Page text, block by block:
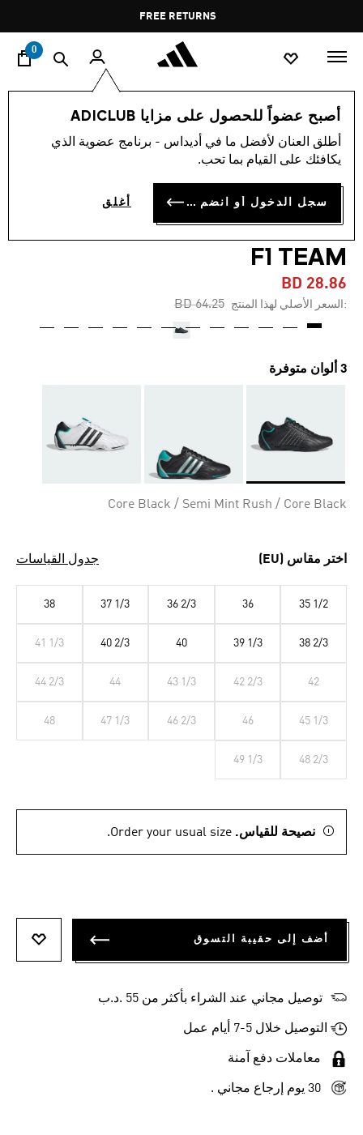
Pause
promotion
rotation
FREE RETURNS
0
أصبح عضواً للحصول على مزايا ADICLUB
أطلق العنان لأفضل ما في أديداس - برنامج عضوية الذي
يكافئك على القيام بما تحب.
سجل الدخول أو انضم الآن أغلق
اسلوب حياة العلامات التجارية أوريجينالز أحذية
-55%
حذاء ADIRACER LO
MERCEDES AMG PETRONAS
F1 TEAM
BD 28.86
:السعر الأصلي لهذا المنتج Price reduced from
BD 64.25
to
3 ألوان متوفرة
Core Black / Semi Mint Rush / Core Black
اختر مقاس (EU) جدول القياسات
35 1/2
36
36 2/3
37 1/3
38
38 2/3
39 1/3
40
40 2/3
41 1/3
42
42 2/3
43 1/3
44
44 2/3
45 1/3
46
46 2/3
47 1/3
48
48 2/3
49 1/3
نصيحة للقياس. Order your usual size.
أضف إلى حقيبة التسوق
توصيل مجاني عند الشراء بأكثر من 55 .د.ب‎
التوصيل خلال 5-7 أيام عمل
معاملات دفع آمنة